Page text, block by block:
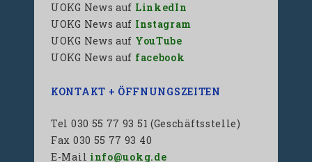
UOKG News auf LinkedIn
UOKG News auf Instagram
UOKG News auf YouTube
UOKG News auf facebook
KONTAKT + ÖFFNUNGSZEITEN
Tel 030 55 77 93 51 (Geschäftsstelle)
Fax 030 55 77 93 40
E-Mail info@uokg.de